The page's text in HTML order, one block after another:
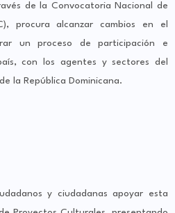
de la Convocatoria Nacional de
procura alcanzar cambios en el
un proceso de participación e
con los agentes y sectores del
la República Dominicana.
y ciudadanas apoyar esta